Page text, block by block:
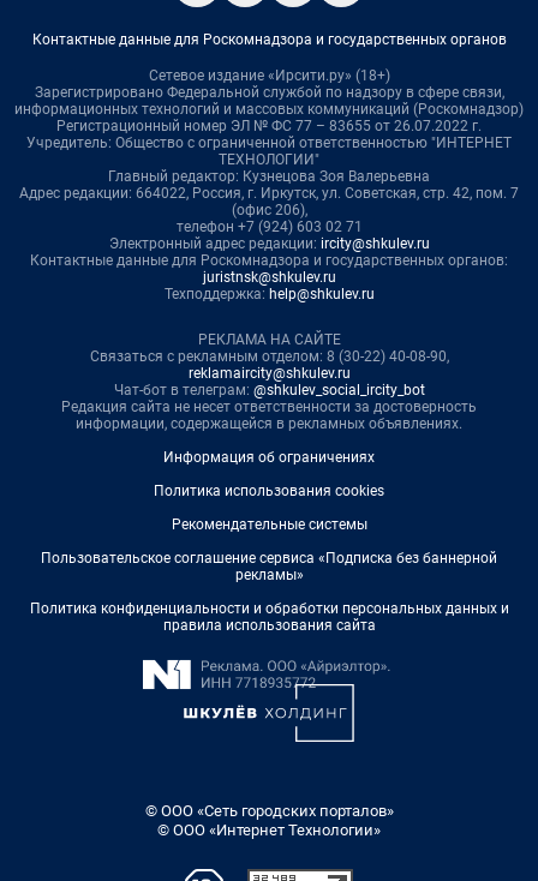
Контактные данные для Роскомнадзора и государственных органов
Сетевое издание «Ирсити.ру» (18+)
Зарегистрировано Федеральной службой по надзору в сфере связи,
информационных технологий и массовых коммуникаций (Роскомнадзор)
Регистрационный номер ЭЛ № ФС 77 – 83655 от 26.07.2022 г.
Учредитель: Общество с ограниченной ответственностью "ИНТЕРНЕТ
ТЕХНОЛОГИИ"
Главный редактор: Кузнецова Зоя Валерьевна
Адрес редакции: 664022, Россия, г. Иркутск, ул. Советская, стр. 42, пом. 7
(офис 206),
телефон +7 (924) 603 02 71
Электронный адрес редакции: ircity@shkulev.ru
Контактные данные для Роскомнадзора и государственных органов:
juristnsk@shkulev.ru
Техподдержка: help@shkulev.ru
РЕКЛАМА НА САЙТЕ
Связаться с рекламным отделом: 8 (30-22) 40-08-90,
reklamaircity@shkulev.ru
Чат-бот в телеграм: @shkulev_social_ircity_bot
Редакция сайта не несет ответственности за достоверность
информации, содержащейся в рекламных объявлениях.
Информация об ограничениях
Политика использования cookies
Рекомендательные системы
Пользовательское соглашение сервиса «Подписка без баннерной
рекламы»
Политика конфиденциальности и обработки персональных данных и
правила использования сайта
© ООО «Сеть городских порталов»
© ООО «Интернет Технологии»